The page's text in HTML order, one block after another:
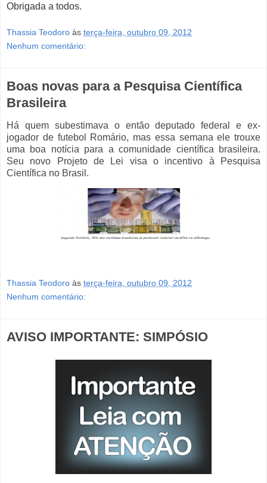
Obrigada a todos.
Thassia Teodoro às terça-feira, outubro 09, 2012
Nenhum comentário:
Boas novas para a Pesquisa Científica
Brasileira
Há quem subestimava o então deputado federal e ex-
jogador de futebol Romário, mas essa semana ele trouxe
uma boa notícia para a comunidade científica brasileira.
Seu novo Projeto de Lei visa o incentivo à Pesquisa
Científica no Brasil.
Thassia Teodoro às terça-feira, outubro 09, 2012
Nenhum comentário:
AVISO IMPORTANTE: SIMPÓSIO